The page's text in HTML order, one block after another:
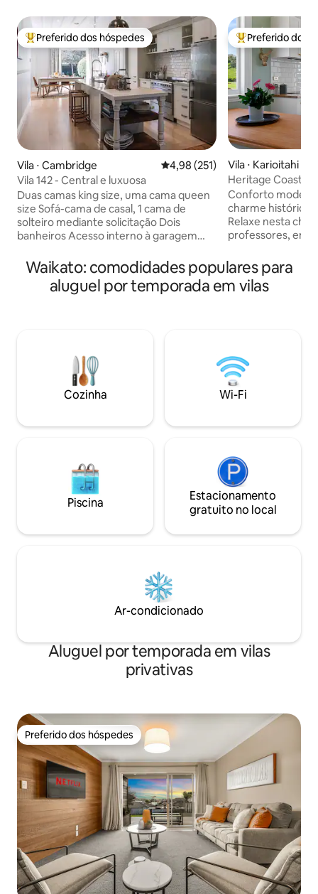
Entre os melhores preferidos dos hóspedes
Preferido dos hóspedes
Vila ⋅ Cambridge 4,98 de uma avaliação média de
4,98 (251)
Vila 142 - Central e luxuosa
Duas camas king size, uma cama queen
size Sofá-cama de casal, 1 cama de
solteiro mediante solicitação Dois
banheiros Acesso interno à garagem
pé da cidade Ar-condicionado
canalizado para cada quarto Cobertores
elétricos Churrasqueira Panela de arroz
banho/2 secadores de cabelo Berço
portátil mediante solicitação Wi-Fi
ilimitado Garagem, com controle
remoto Estacione também na entrada
Varal Secadora 2 bikes Jardim
Entre os
Preferido dos
Vila ⋅ Karioitahi
Heritage Coastal
ar livre com vista
Conforto
charme histórico
Relaxe nesta
professores, em
com uma vista
junto à fogueira e
jardins da casa
poucos minutos
Waiuku, mas
para escapadas
casamento ou
Waikato: comodidades populares para
aluguel por temporada em vilas
Cozinha Wi-Fi
Piscina
Estacionamento
gratuito no local
Ar-condicionado
Aluguel por temporada em vilas
privativas
Preferido dos hóspedes
Preferido dos hóspedes